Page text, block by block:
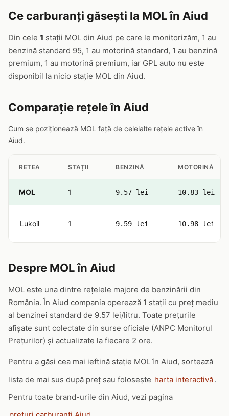
Ce carburanți găsești la MOL în Aiud
Din cele 1 stații MOL din Aiud pe care le monitorizăm, 1 au
benzină standard 95, 1 au motorină standard, 1 au benzină
premium, 1 au motorină premium, iar GPL auto nu este
disponibil la nicio stație MOL din Aiud.
Comparație rețele în Aiud
Cum se poziționează MOL față de celelalte rețele active în
Aiud.
RETEA STAȚII BENZINĂ MOTORINĂ
MOL 1 9.57 lei 10.83 lei
Lukoil 1 9.59 lei 10.98 lei
Despre MOL în Aiud
MOL este una dintre rețelele majore de benzinării din
România. În Aiud compania operează 1 stații cu preț mediu
al benzinei standard de 9.57 lei/litru. Toate prețurile
afișate sunt colectate din surse oficiale (ANPC Monitorul
Prețurilor) și actualizate la fiecare 2 ore.
Pentru a găsi cea mai ieftină stație MOL în Aiud, sortează
lista de mai sus după preț sau folosește harta interactivă.
Pentru toate brand-urile din Aiud, vezi pagina